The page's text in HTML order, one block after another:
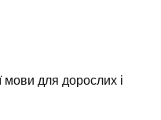
мови для дорослих і